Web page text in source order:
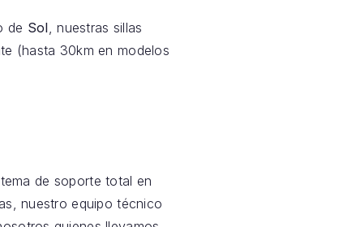
de Sol , nuestras sillas
(hasta 30km en modelos
de soporte total en
nuestro equipo técnico